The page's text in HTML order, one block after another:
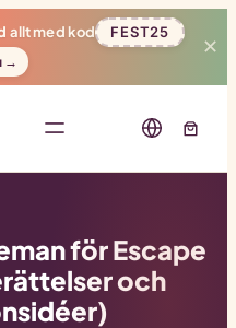
allt med kod FEST25
→
✕
för Escape
och